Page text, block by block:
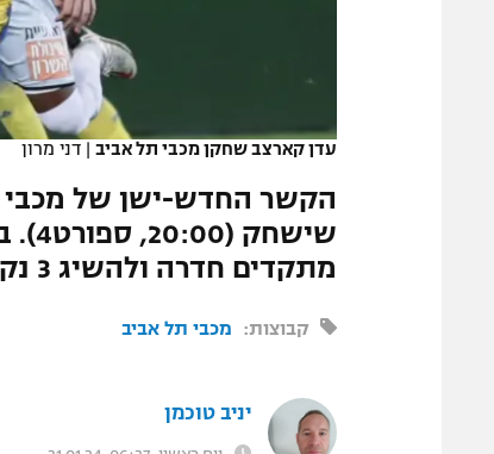
עדן קארצב שחקן מכבי תל אביב | דני מרון
הקשר החדש-ישן של מכבי
מתקדים חדרה ולהשיג 3 נקודות"
קבוצות: מכבי תל אביב
יניב טוכמן